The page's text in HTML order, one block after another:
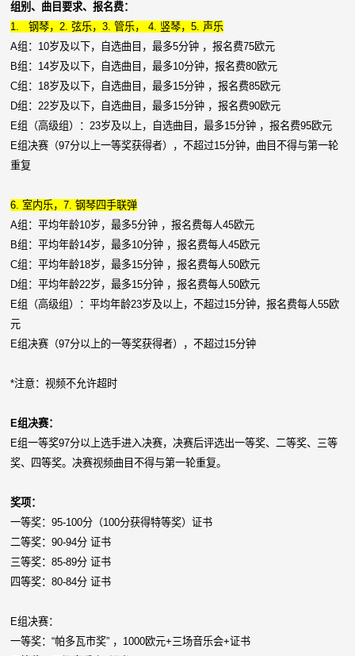
组别、曲目要求、报名费：
1.
钢琴，2. 弦乐，3. 管乐， 4. 竖琴，5. 声乐
A组：10岁及以下，自选曲目，最多5分钟 ，报名费75欧元
B组：14岁及以下，自选曲目，最多10分钟，报名费80欧元
C组：18岁及以下，自选曲目，最多15分钟 ，报名费85欧元
D组：22岁及以下，自选曲目，最多15分钟 ，报名费90欧元
E组（高级组）：23岁及以上，自选曲目，最多15分钟 ，报名费95欧元
E组决赛（97分以上一等奖获得者），不超过15分钟，曲目不得与第一轮
重复
6. 室内乐，7. 钢琴四手联弹
A组：平均年龄10岁，最多5分钟 ，报名费每人45欧元
B组：平均年龄14岁，最多10分钟 ，报名费每人45欧元
C组：平均年龄18岁，最多15分钟 ，报名费每人50欧元
D组：平均年龄22岁，最多15分钟 ，报名费每人50欧元
E组（高级组）：平均年龄23岁及以上，不超过15分钟，报名费每人55欧
元
E组决赛（97分以上的一等奖获得者），不超过15分钟
*注意：视频不允许超时
E组决赛：
E组一等奖97分以上选手进入决赛，决赛后评选出一等奖、二等奖、三等
奖、四等奖。决赛视频曲目不得与第一轮重复。
奖项：
一等奖：95-100分（100分获得特等奖）证书
二等奖：90-94分 证书
三等奖：85-89分 证书
四等奖：80-84分 证书
E组决赛：
一等奖：“帕多瓦市奖” ，1000欧元+三场音乐会+证书